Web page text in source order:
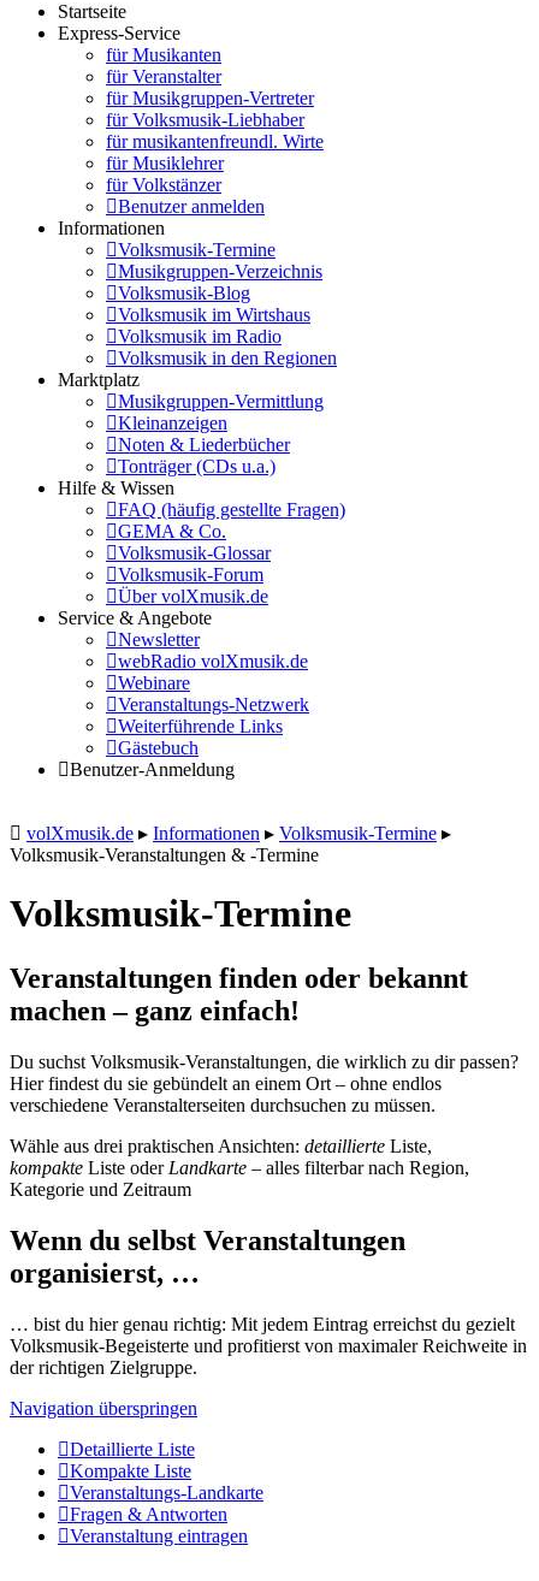
Startseite
Express-Service
für Musikanten
für Veranstalter
für Musikgruppen-Vertreter
für Volksmusik-Liebhaber
für musikantenfreundl. Wirte
für Musiklehrer
für Volkstänzer
Benutzer anmelden
Informationen
Volksmusik-Termine
Musikgruppen-Verzeichnis
Volksmusik-Blog
Volksmusik im Wirtshaus
Volksmusik im Radio
Volksmusik in den Regionen
Marktplatz
Musikgruppen-Vermittlung
Kleinanzeigen
Noten & Liederbücher
Tonträger (CDs u.a.)
Hilfe & Wissen
FAQ (häufig gestellte Fragen)
GEMA & Co.
Volksmusik-Glossar
Volksmusik-Forum
Über volXmusik.de
Service & Angebote
Newsletter
webRadio volXmusik.de
Webinare
Veranstaltungs-Netzwerk
Weiterführende Links
Gästebuch
Benutzer-Anmeldung
volXmusik.de ▸ Informationen ▸ Volksmusik-Termine ▸
Volksmusik-Veranstaltungen & -Termine
Volksmusik-Termine
Veranstaltungen finden oder bekannt
machen – ganz einfach!
Du suchst Volksmusik-Veranstaltungen, die wirklich zu dir passen?
Hier findest du sie gebündelt an einem Ort – ohne endlos
verschiedene Veranstalterseiten durchsuchen zu müssen.
Wähle aus drei praktischen Ansichten: detaillierte Liste,
kompakte Liste oder Landkarte – alles filterbar nach Region,
Kategorie und Zeitraum
Wenn du selbst Veranstaltungen
organisierst, …
… bist du hier genau richtig: Mit jedem Eintrag erreichst du gezielt
Volksmusik-Begeisterte und profitierst von maximaler Reichweite in
der richtigen Zielgruppe.
Navigation überspringen
Detaillierte Liste
Kompakte Liste
Veranstaltungs-Landkarte
Fragen & Antworten
Veranstaltung eintragen